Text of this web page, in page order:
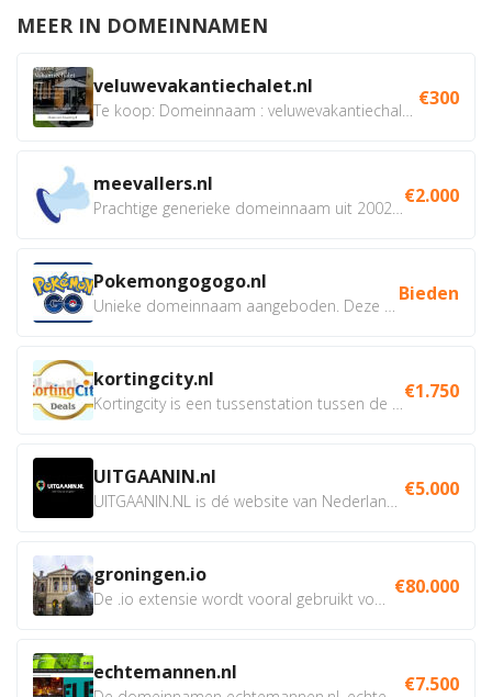
MEER IN DOMEINNAMEN
veluwevakantiechalet.nl €300
meevallers.nl €2.000
Pokemongogogo.nl Bieden
kortingcity.nl €1.750
UITGAANIN.nl €5.000
groningen.io €80.000
echtemannen.nl €7.500